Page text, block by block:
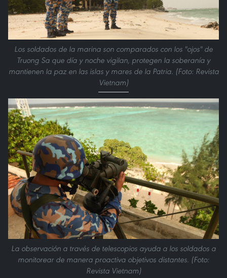
Los soldados de la marina son comparados con los "ojos" de
Truong Sa que día y noche vigilan, protegen la soberanía y
mantienen la paz en las islas y mares de la Patria. (Foto: Revista
Vietnam)
La observación a través de telescopios ayuda a los soldados a
monitorear de manera proactiva objetivos distantes. (Foto:
Revista Vietnam)